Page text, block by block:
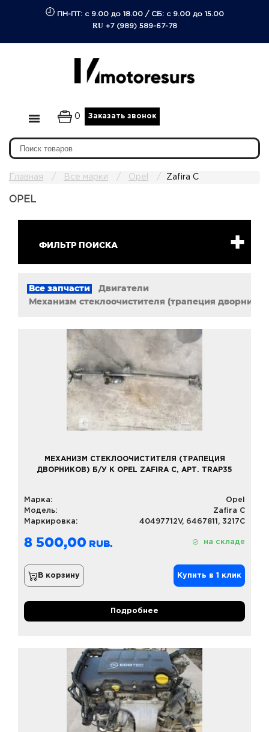
ПН-ПТ: с 9.00 до 18.00/ СБ: с 9.00 до 15.00
RU +7 (989) 589-67-78
0 Заказать звонок
Главная Все марки Opel Zafira C
OPEL
ФИЛЬТР ПОИСКА
Все запчасти
Двигатели
Механизм стеклоочистителя (трапеция
МЕХАНИЗМ СТЕКЛООЧИСТИТЕЛЯ (ТРАПЕЦИЯ
ДВОРНИКОВ) Б/У К OPEL ZAFIRA C, АРТ. TRAP35
Марка:
Opel
Модель:
Zafira C
Маркировка:
40497712V, 6467811, 3217C
8 500,00 на складе
В корзину Купить в 1 клик
Подробнее